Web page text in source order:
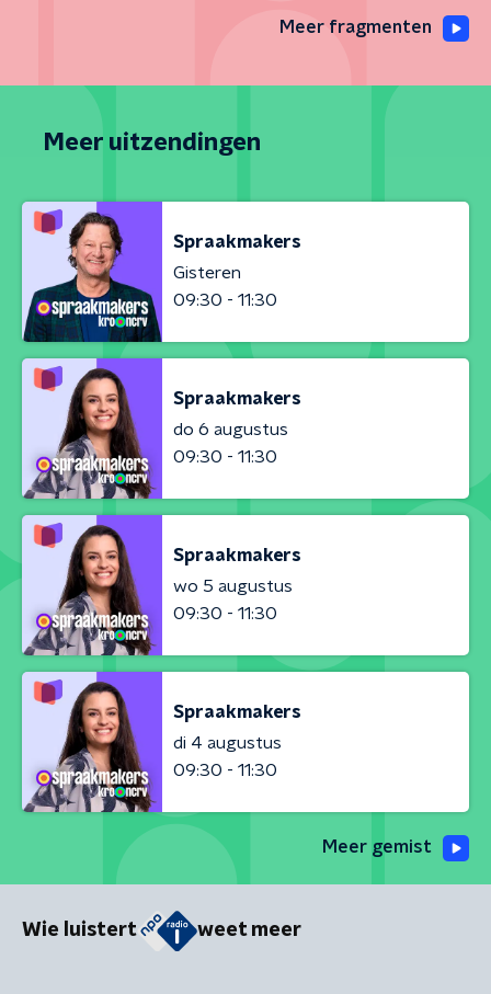
Meer fragmenten
Meer uitzendingen
Spraakmakers
Gisteren
09:30 - 11:30
Spraakmakers
do 6 augustus
09:30 - 11:30
Spraakmakers
wo 5 augustus
09:30 - 11:30
Spraakmakers
di 4 augustus
09:30 - 11:30
Meer gemist
Wie luistert weet meer